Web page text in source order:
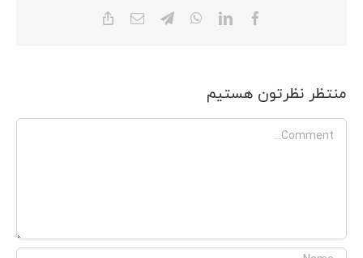
Facebook
LinkedIn
WhatsApp
Telegram
Email
منتظر نظرتون هستیم
Comment